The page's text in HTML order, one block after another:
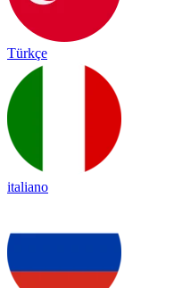
Türkçe
italiano